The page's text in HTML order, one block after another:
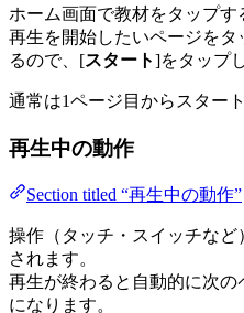
ホーム画面で教材をタップす
再生を開始したいページを
るので、[スタート]をタップ
通常は1ページ目からスタート
再生中の動作
Section titled “再生中の動作”
操作（タッチ・スイッチな
されます。
再生が終わると自動的に次
になります。